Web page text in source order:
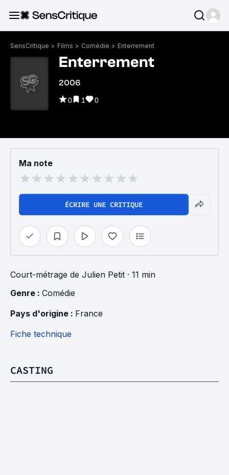
SensCritique > Films > Comédie > Enterrement
Enterrement
2006
0 1 0
Ma note
ÉCRIRE UNE CRITIQUE
Court-métrage de Julien Petit · 11 min
Genre : Comédie
Pays d'origine : France
Fiche technique
CASTING